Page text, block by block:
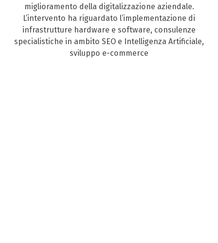
miglioramento della digitalizzazione aziendale.
L’intervento ha riguardato l’implementazione di
infrastrutture hardware e software, consulenze
specialistiche in ambito SEO e Intelligenza Artificiale,
sviluppo e-commerce